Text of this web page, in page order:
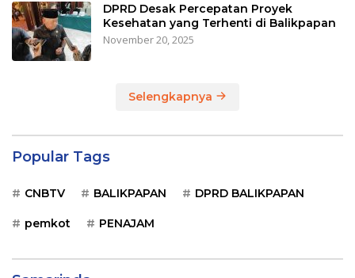
DPRD Desak Percepatan Proyek
Kesehatan yang Terhenti di Balikpapan
November 20, 2025
Selengkapnya
Popular Tags
CNBTV BALIKPAPAN DPRD BALIKPAPAN
pemkot PENAJAM